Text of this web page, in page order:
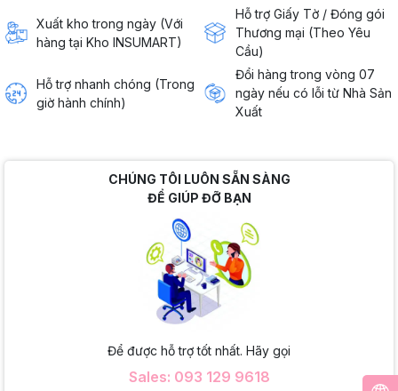
Xuất kho trong ngày (Với
hàng tại Kho INSUMART)
Hỗ trợ Giấy Tờ / Đóng gói
Thương mại (Theo Yêu
Cầu)
Hỗ trợ nhanh chóng (Trong
giờ hành chính)
Đổi hàng trong vòng 07
ngày nếu có lỗi từ Nhà Sản
Xuất
CHÚNG TÔI LUÔN SẴN SÀNG
ĐỂ GIÚP ĐỠ BẠN
Để được hỗ trợ tốt nhất. Hãy gọi
Sales: 093 129 9618